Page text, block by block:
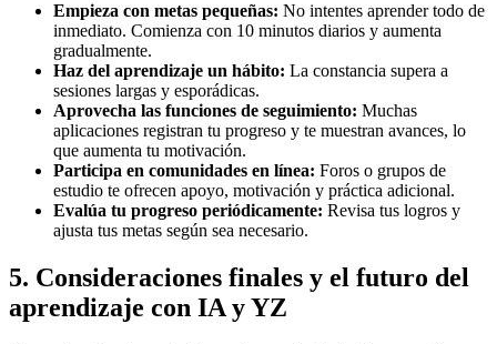
Empieza con metas pequeñas: No intentes aprender todo de
inmediato. Comienza con 10 minutos diarios y aumenta
gradualmente.
Haz del aprendizaje un hábito: La constancia supera a
sesiones largas y esporádicas.
Aprovecha las funciones de seguimiento: Muchas
aplicaciones registran tu progreso y te muestran avances, lo
que aumenta tu motivación.
Participa en comunidades en línea: Foros o grupos de
estudio te ofrecen apoyo, motivación y práctica adicional.
Evalúa tu progreso periódicamente: Revisa tus logros y
ajusta tus metas según sea necesario.
5. Consideraciones finales y el futuro del
aprendizaje con IA y YZ